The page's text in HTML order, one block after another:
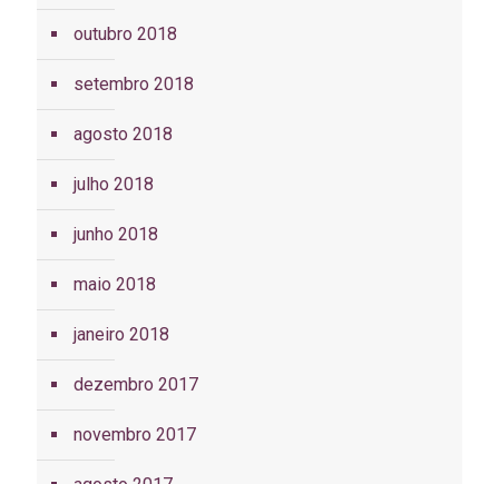
outubro 2018
setembro 2018
agosto 2018
julho 2018
junho 2018
maio 2018
janeiro 2018
dezembro 2017
novembro 2017